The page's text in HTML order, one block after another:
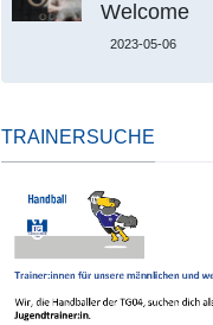
Welcome
2023-05-06
TRAINERSUCHE